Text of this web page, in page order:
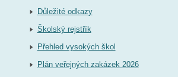
Důležité odkazy
Školský rejstřík
Přehled vysokých škol
Plán veřejných zakázek 2026